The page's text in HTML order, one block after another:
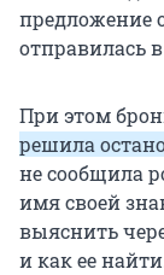
предложение
отправилась
При этом
решила
не сообщила
имя своей
выяснить
и как ее